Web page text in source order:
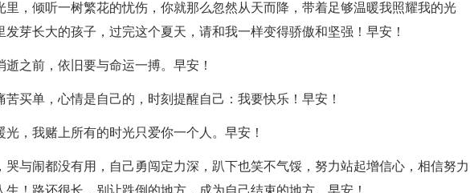
里，倾听一树繁花的忧伤，你就那么忽然从天而降，带着足够温暖我照耀我的光
芽长大的孩子，过完这个夏天，请和我一样变得骄傲和坚强！早安！
逝之前，依旧要与命运一搏。早安！
苦买单，心情是自己的，时刻提醒自己：我要快乐！早安！
光，我赌上所有的时光只爱你一个人。早安！
哭与闹都没有用，自己勇闯定力深，趴下也笑不气馁，努力站起增信心，相信努力
！路还很长，别让跌倒的地方，成为自己结束的地方。早安！